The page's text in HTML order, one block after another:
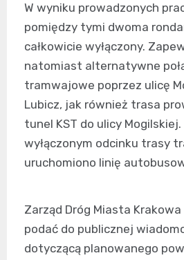
W wyniku prowadzonych
pomiędzy tymi dwoma
całkowicie wyłączony.
natomiast alternatywne
tramwajowe poprzez ulicę
Lubicz, jak również trasa
tunel KST do ulicy
wyłączonym odcinku trasy
uruchomiono linię
Zarząd Dróg Miasta
podać do publicznej
dotyczącą planowanego